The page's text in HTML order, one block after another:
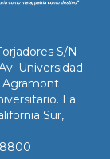
S/N
Universidad
Agramont
La
Sur,
8800